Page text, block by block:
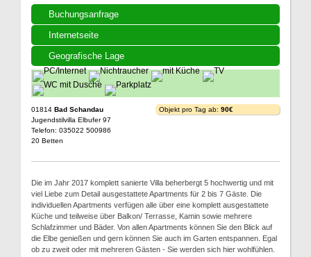
Buchungsanfrage
Internetseite
Geografische Lage
01814 Bad Schandau
Jugendstilvilla Elbufer 97
Telefon: 035022 500986
20 Betten
Objekt pro Tag ab: 90€
Die im Jahr 2017 komplett sanierte Villa beherbergt 5 hochwertig und mit
viel Liebe zum Detail ausgestattete Apartments für 2 bis 7 Gäste. Die
individuellen Apartments verfügen alle über eine komplett ausgestattete
Küche und teilweise über Balkon/ Terrasse, Kamin sowie mehrere
Schlafzimmer und Bäder. Von allen Apartments können Sie den Blick auf
die Elbe genießen und gern können Sie auch im Garten entspannen. Egal
ob zu zweit oder mit mehreren Gästen - Sie werden sich hier wohlfühlen.